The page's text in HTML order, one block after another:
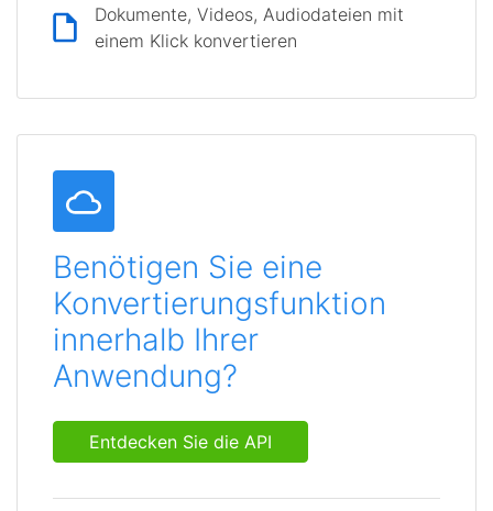
Dokumente, Videos, Audiodateien mit
einem Klick konvertieren
Benötigen Sie eine
Konvertierungsfunktion
innerhalb Ihrer
Anwendung?
Entdecken Sie die API